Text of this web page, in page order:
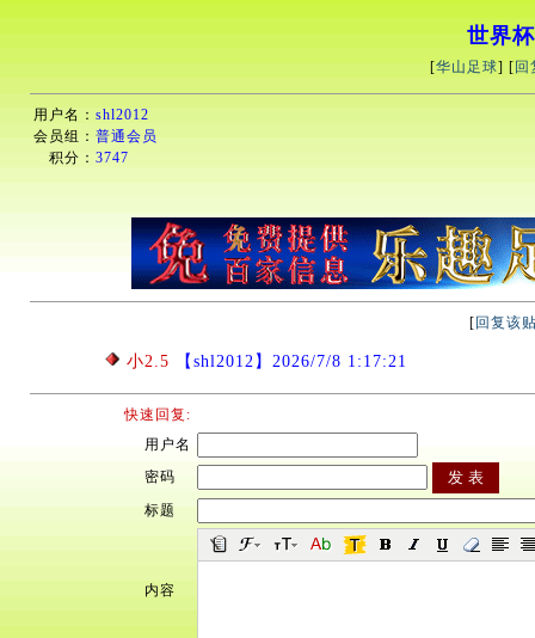
世界
[华山足球] [ 回
用户名： shl2012
会员组： 普通会员
积分： 3747
[ 回复该
小2.5 【shl2012】2026/7/8 1:17:21
快速回复:
用户名
密码
标题
内容